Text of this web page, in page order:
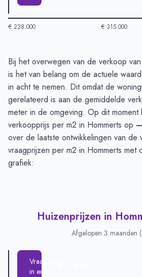
€ 228.000 € 315.000
Huizenprijzen in Hommerts-
Type
Vraagprijs in euro's
€
Verkoopprijs in euro's
€
Bij het overwegen van de verkoop
is het van belang om de actuele
in acht te nemen. Dit omdat de
gerelateerd is aan de gemiddelde
meter in de omgeving. Op dit
verkoopprijs per m2 in Hommerts op
over de laatste ontwikkelingen van de
vraagprijzen per m2 in Hommerts met
grafiek:
Huizenprijzen in
Afgelopen 3 maanden
Vraagprijs
in euro's